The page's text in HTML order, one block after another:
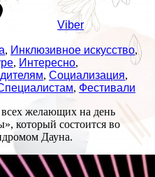
Viber
, Инклюзивное искусство,
, Интересно,
, Социализация,
, Фестивали
желающих на день
который состоится во
Дауна.